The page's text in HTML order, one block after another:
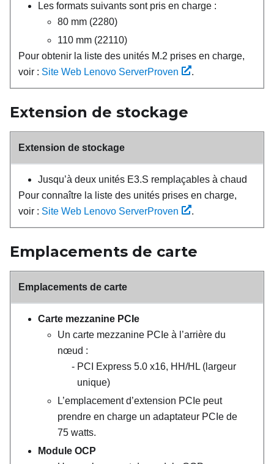
Les formats suivants sont pris en charge :
80 mm (2280)
110 mm (22110)
Pour obtenir la liste des unités M.2 prises en charge,
voir : Site Web Lenovo ServerProven .
Extension de stockage
Extension de stockage
Jusqu’à deux unités E3.S remplaçables à chaud
Pour connaître la liste des unités prises en charge,
voir : Site Web Lenovo ServerProven .
Emplacements de carte
Emplacements de carte
Carte mezzanine PCIe
Un carte mezzanine PCIe à l’arrière du
nœud :
PCI Express 5.0 x16, HH/HL (largeur
unique)
L’emplacement d’extension PCIe peut
prendre en charge un adaptateur PCIe de
75 watts.
Module OCP